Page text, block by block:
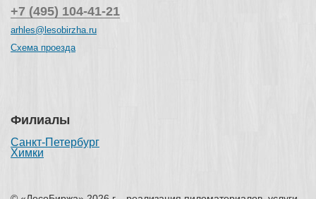
+7 (495) 104-41-21
arhles@lesobirzha.ru
Схема проезда
Филиалы
Санкт-Петербург
Химки